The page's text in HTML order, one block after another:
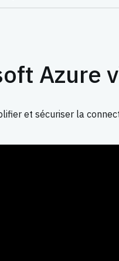
Azure
et sécuriser la